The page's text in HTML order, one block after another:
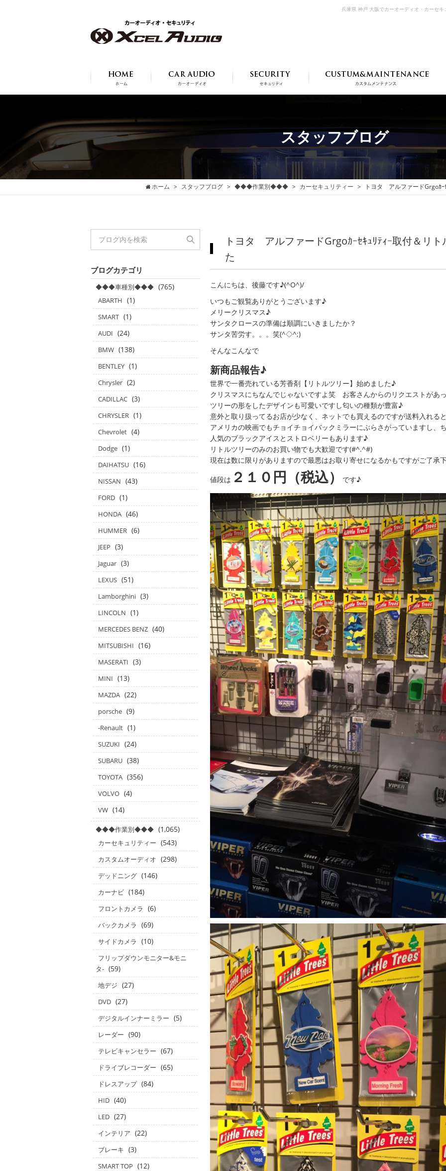
兵庫県 神戸 大阪でカーオーディオ・カーセ
スタッフブログ
ホーム スタッフブログ ◆◆◆作業別◆◆◆ カーセキュリティー トヨタ アルファードGrgoｶｰ
トヨタ アルファードGrgoｶｰｾｷｭﾘﾃｨｰ取付＆リ
た
こんにちは、後藤です♪(^O^)/
いつもご観覧ありがとうございます♪
メリークリスマス♪
サンタクロースの準備は順調にいきましたか？
サンタ苦労す。。。笑(^◇^;)
そんなこんなで
新商品報告♪
世界で一番売れている芳香剤【リトルツリー】始めました♪
クリスマスにちなんでじゃないですよ笑 お客さんからのリクエストがあ
ツリーの形をしたデザインも可愛いですし匂いの種類が豊富♪
意外と取り扱ってるお店が少なく、ネットでも買えるのですが送料入れる
アメリカの映画でもチョイチョイバックミラーにぶらさがっていますし、
人気のブラックアイスとストロベリーもあります♪
リトルツリーのみのお買い物でも大歓迎です(#^.^#)
現在は数に限りがありますので最悪はお取り寄せになるかもですがご了承
値段は ２１０円（税込） です♪
ブログカテゴリ
◆◆◆車種別◆◆◆ (765)
ABARTH (1)
SMART (1)
AUDI (24)
BMW (138)
BENTLEY (1)
Chrysler (2)
CADILLAC (3)
CHRYSLER (1)
Chevrolet (4)
Dodge (1)
DAIHATSU (16)
NISSAN (43)
FORD (1)
HONDA (46)
HUMMER (6)
JEEP (3)
Jaguar (3)
LEXUS (51)
Lamborghini (3)
LINCOLN (1)
MERCEDES BENZ (40)
MITSUBISHI (16)
MASERATI (3)
MINI (13)
MAZDA (22)
porsche (9)
-Renault (1)
SUZUKI (24)
SUBARU (38)
TOYOTA (356)
VOLVO (4)
VW (14)
◆◆◆作業別◆◆◆ (1,065)
カーセキュリティー (543)
カスタムオーディオ (298)
デッドニング (146)
カーナビ (184)
フロントカメラ (6)
バックカメラ (69)
サイドカメラ (10)
フリップダウンモニター&モニ
タ‐ (59)
地デジ (27)
DVD (27)
デジタルインナーミラー (5)
レーダー (90)
テレビキャンセラー (67)
ドライブレコーダー (65)
ドレスアップ (84)
HID (40)
LED (27)
インテリア (22)
ブレーキ (3)
SMART TOP (12)